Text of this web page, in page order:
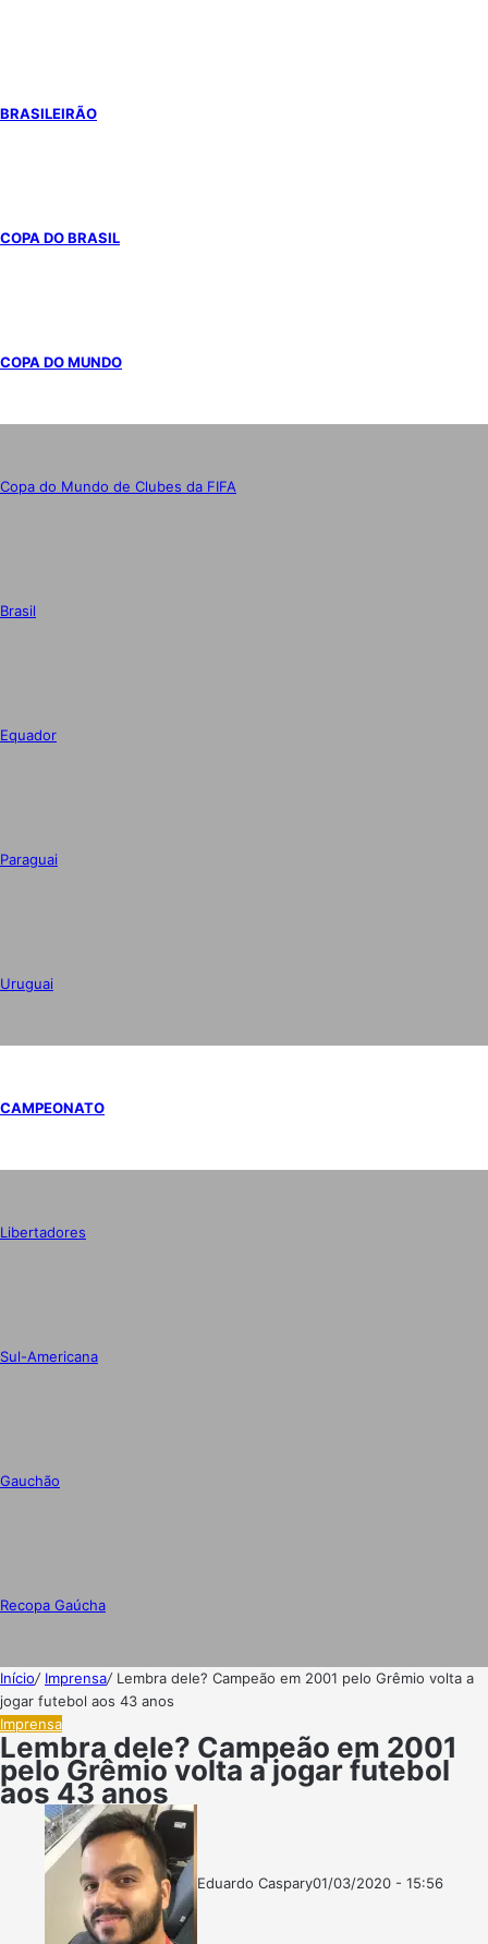
BRASILEIRÃO
COPA DO BRASIL
COPA DO MUNDO
Copa do Mundo de Clubes da FIFA
Brasil
Equador
Paraguai
Uruguai
CAMPEONATO
Libertadores
Sul-Americana
Gauchão
Recopa Gaúcha
Início/ Imprensa/ Lembra dele? Campeão em 2001 pelo Grêmio volta a
jogar futebol aos 43 anos
Imprensa
Lembra dele? Campeão em 2001
pelo Grêmio volta a jogar futebol
aos 43 anos
Eduardo CasparyFollow
Mande
01/03/2020 - 15:56